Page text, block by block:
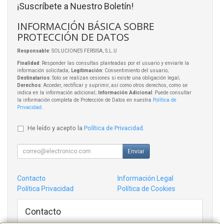
¡Suscríbete a Nuestro Boletín!
INFORMACIÓN BÁSICA SOBRE
PROTECCIÓN DE DATOS
Responsable: SOLUCIONES FERSISA, S.L.U
Finalidad: Responder las consultas planteadas por el usuario y enviarle la
información solicitada; Legitimación: Consentimiento del usuario;
Destinatarios: Solo se realizan cesiones si existe una obligación legal;
Derechos: Acceder, rectificar y suprimir, así como otros derechos, como se
indica en la información adicional;
Información Adicional : Puede consultar
la información completa de Protección de Datos en nuestra Política de
Privacidad
He leído y acepto la Política de Privacidad
Enviar
Contacto
Información Legal
Política Privacidad
Política de Cookies
Contacto